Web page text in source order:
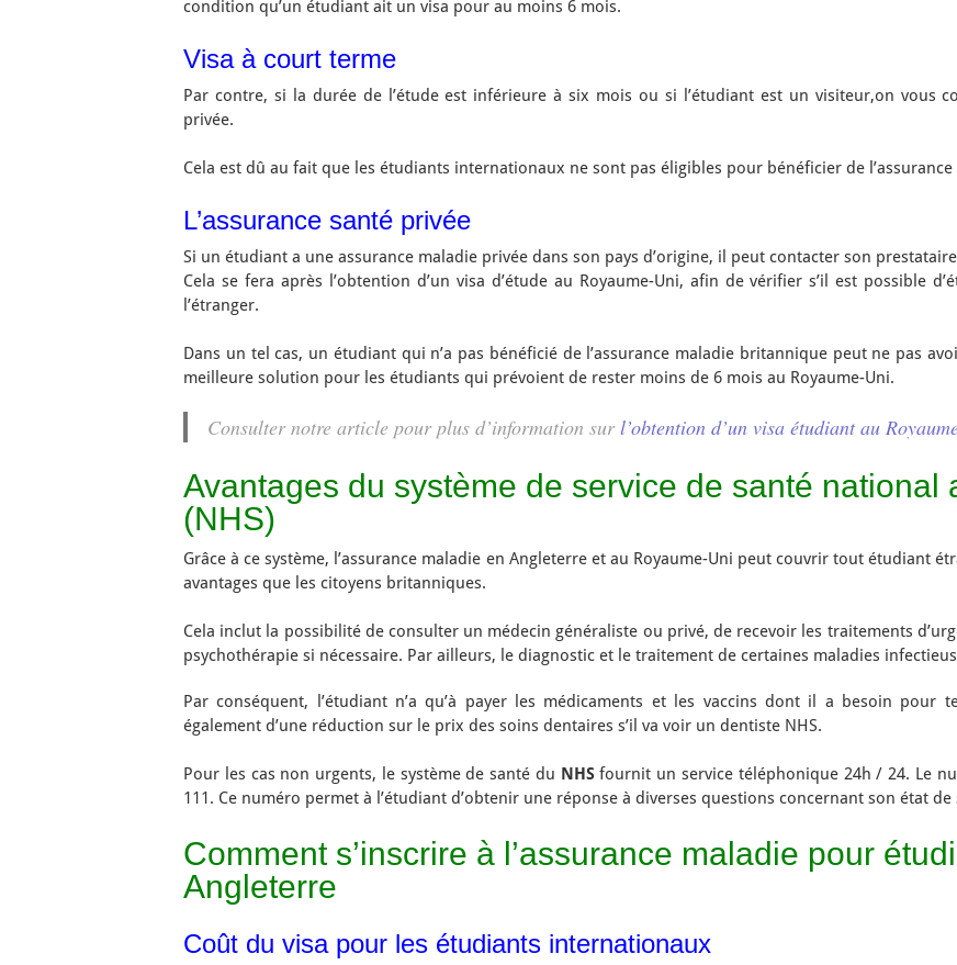
condition qu’un étudiant ait un visa pour au moins 6 mois.
Visa à court terme
Par contre, si la durée de l’étude est inférieure à six mois ou si l’étudiant est un visiteur,on vous
privée.
Cela est dû au fait que les étudiants internationaux ne sont pas éligibles pour bénéficier de l’assurance
L’assurance santé privée
Si un étudiant a une assurance maladie privée dans son pays d’origine, il peut contacter son
Cela se fera après l’obtention d’un visa d’étude au Royaume-Uni, afin de vérifier s’il est possible
l’étranger.
Dans un tel cas, un étudiant qui n’a pas bénéficié de l’assurance maladie britannique peut ne pas
meilleure solution pour les étudiants qui prévoient de rester moins de 6 mois au Royaume-Uni.
Consulter notre article pour plus d’information sur l’obtention d’un visa étudiant au
Avantages du système de service de santé national
(NHS)
Grâce à ce système, l’assurance maladie en Angleterre et au Royaume-Uni peut couvrir tout étudiant
avantages que les citoyens britanniques.
Cela inclut la possibilité de consulter un médecin généraliste ou privé, de recevoir les traitements
psychothérapie si nécessaire. Par ailleurs, le diagnostic et le traitement de certaines maladies
Par conséquent, l’étudiant n’a qu’à payer les médicaments et les vaccins dont il a besoin pour
également d’une réduction sur le prix des soins dentaires s’il va voir un dentiste NHS.
Pour les cas non urgents, le système de santé du NHSfournit un service téléphonique 24h / 24. Le
111. Ce numéro permet à l’étudiant d’obtenir une réponse à diverses questions concernant son état de
Comment s’inscrire à l’assurance maladie pour
Angleterre
Coût du visa pour les étudiants internationaux